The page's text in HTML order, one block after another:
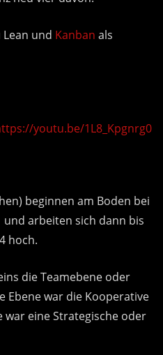
und Kanban als
youtu.be/1L8_Kpgnrg0
beginnen am Boden bei
arbeiten sich dann bis
hoch.
die Teamebene oder
Ebene war die Kooperative
war eine Strategische oder